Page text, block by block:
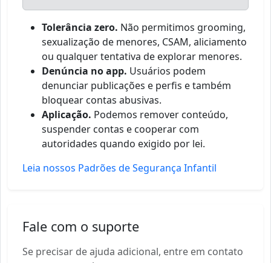
Tolerância zero. Não permitimos grooming,
sexualização de menores, CSAM, aliciamento
ou qualquer tentativa de explorar menores.
Denúncia no app. Usuários podem
denunciar publicações e perfis e também
bloquear contas abusivas.
Aplicação. Podemos remover conteúdo,
suspender contas e cooperar com
autoridades quando exigido por lei.
Leia nossos Padrões de Segurança Infantil
Fale com o suporte
Se precisar de ajuda adicional, entre em contato